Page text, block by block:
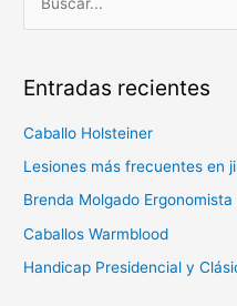
c
a
r
:
Entradas recientes
Caballo Holsteiner
Lesiones más frecuentes en
Brenda Molgado Ergonomista
Caballos Warmblood
Handicap Presidencial y